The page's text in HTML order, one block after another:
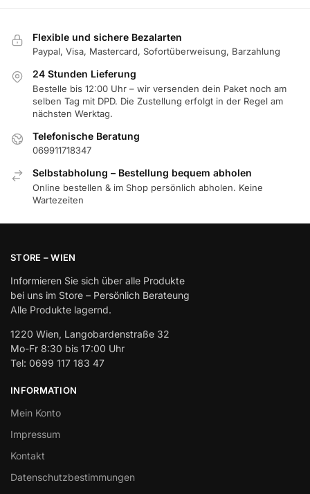
Flexible und sichere Bezalarten
Paypal, Visa, Mastercard, Sofortüberweisung, Barzahlung
24 Stunden Lieferung
Bestelle bis 12:00 Uhr – wir versenden dein Paket noch am
selben Tag mit DPD. Die Zustellung erfolgt in der Regel am
nächsten Werktag.
Telefonische Beratung
069911718347
Selbstabholung – Bestellung bequem abholen
Online bestellen & im Shop persönlich abholen. Keine
Wartezeiten
STORE – WIEN
Informieren Sie sich über alle Produkte
bei uns im Store – Persönlich Berateung
Alle Produkte lagernd.
1220 Wien, Langobardenstraße 32
Mo-Fr 8:30 bis 17:00 Uhr
Tel: 0699 117 183 47
INFORMATION
Mein Konto
Impressum
Kontakt
Datenschutzbestimmungen